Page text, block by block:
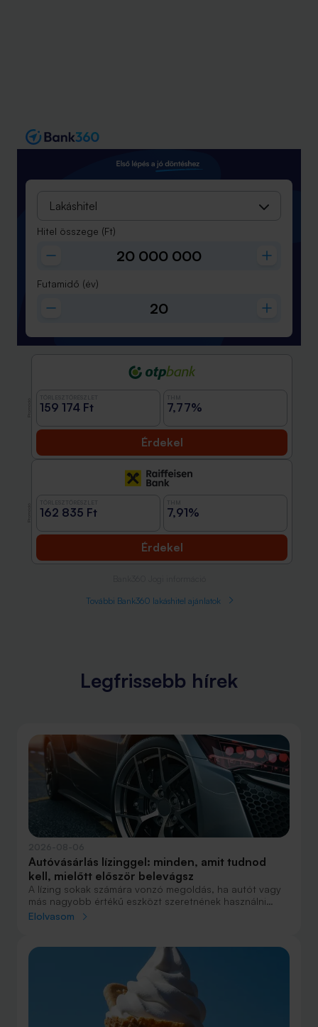
Lakáshitel
Hitel összege (Ft)
Futamidő (év)
159 174 Ft 7,77%
Érdekel
162 835 Ft 7,91%
Érdekel
További Bank360 lakáshitel ajánlatok
Legfrissebb hírek
Autóvásárlás lízinggel: minden, amit tudnod
kell, mielőtt először belevágsz
A lízing sokak számára vonzó megoldás, ha autót vagy
más nagyobb értékű eszközt szeretnének használni
anélkül, hogy azt egy összegben ki kellene fizetniük.
fogalmak közül, amelyekkel biztosan találkozol.
Elolvasom